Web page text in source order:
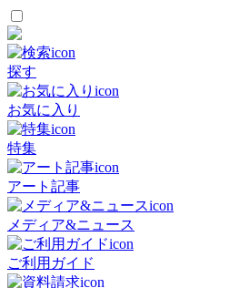
探す
お気に入り
特集
アート記事
メディア&ニュース
ご利用ガイド